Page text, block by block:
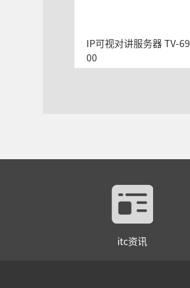
IP可视对讲服务器 TV-69
00
itc资讯